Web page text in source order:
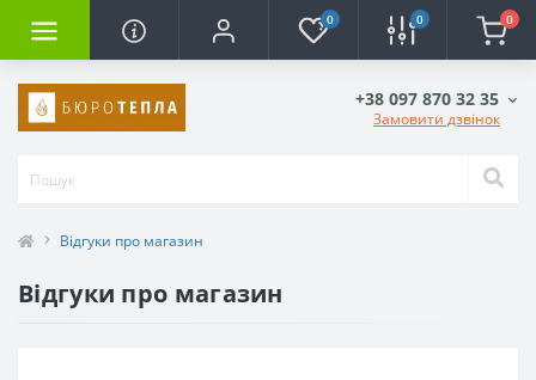
0 0 0
+38 097 870 32 35
Замовити дзвінок
Відгуки про магазин
Відгуки про магазин